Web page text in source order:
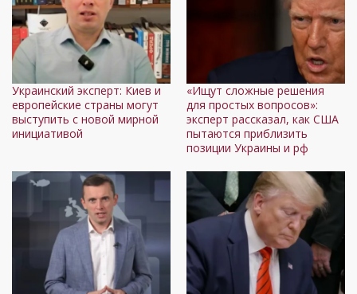
Украинский эксперт: Киев и
европейские страны могут
выступить с новой мирной
инициативой
«Ищут сложные решения
для простых вопросов»:
эксперт рассказал, как США
пытаются приблизить
позиции Украины и рф